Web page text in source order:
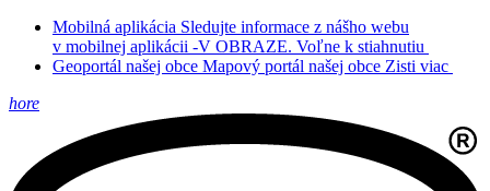
Mobilná aplikácia Sledujte informace z nášho webu
v mobilnej aplikácii -V OBRAZE. Voľne k stiahnutiu
Geoportál našej obce Mapový portál našej obce Zisti viac
hore